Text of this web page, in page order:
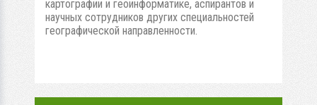
картографии и геоинформатике, аспирантов и
научных сотрудников других специальностей
географической направленности.